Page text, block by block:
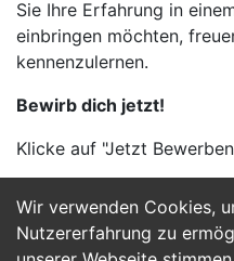
Wir verwenden Cookies,
Nutzererfahrung zu
Sie Ihre Erfahrung in
einbringen möchten,
kennenzulernen.
Bewirb dich jetzt!
Klicke auf "Jetzt
Jetzt